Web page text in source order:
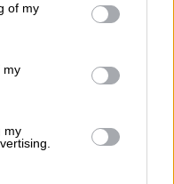
You may click to
its third-party tags to
in below Google
of my
my
my